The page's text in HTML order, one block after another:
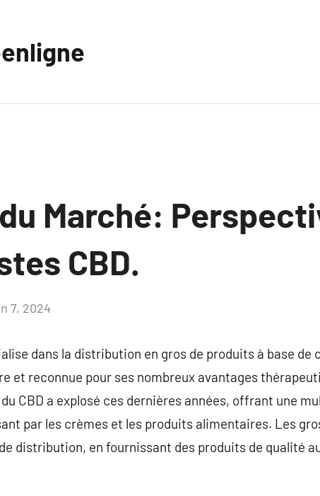
Marché:
CBD.
7, 2024
dans la distribution en gros de produits à base de
et reconnue pour ses nombreux avantages
CBD a explosé ces dernières années, offrant une
par les crèmes et les produits alimentaires. Les
distribution, en fournissant des produits de qualité